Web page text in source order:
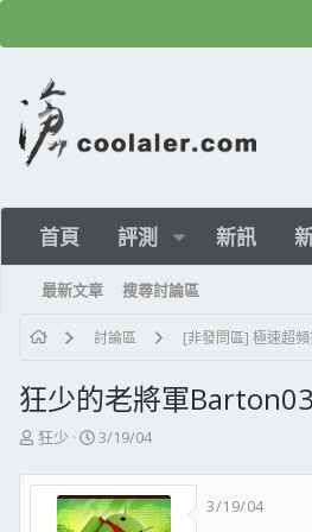
首頁 評測 新訊
最新文章 搜尋討論區
討論區 [非發問區] 極速超
狂少的老將軍
主
發
狂少
開
日
期
3/19/04
3/19/04